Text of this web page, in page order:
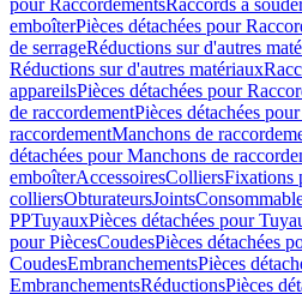
pour RaccordementsRaccords à
emboîterPièces détachées pour
de serrageRéductions sur d'autres
Réductions sur d'autres matériaux
appareilsPièces détachées pour
de raccordementPièces détachées
raccordementManchons de
détachées pour Manchons de
emboîterAccessoiresColliersFixations
colliersObturateursJoints
PPTuyauxPièces détachées pour
pour PiècesCoudesPièces détachées
CoudesEmbranchementsPièces
EmbranchementsRéductionsPièces